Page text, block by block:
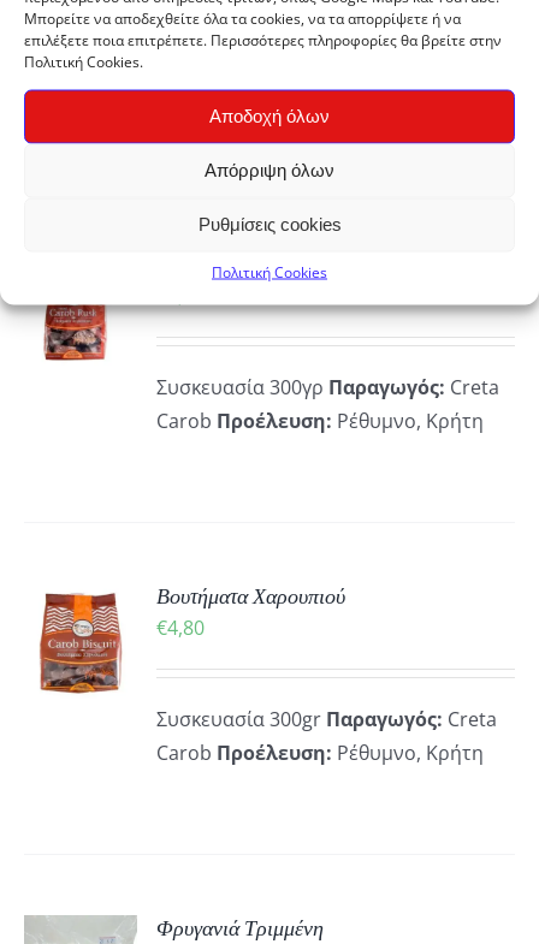
Μπορείτε να αποδεχθείτε όλα τα cookies, να τα απορρίψετε ή να
επιλέξετε ποια επιτρέπετε. Περισσότερες πληροφορίες θα βρείτε στην
Πολιτική Cookies.
Αποδοχή όλων
Απόρριψη όλων
Ρυθμίσεις cookies
Πολιτική Cookies
Συσκευασία 300γρ Παραγωγός:
Creta
CarobΠροέλευση:Ρέθυμνο, Κρήτη
Παξιμαδακι Χαρουπιού
Συσκευασία 300γρ Παραγωγός: Creta
Carob Προέλευση: Ρέθυμνο, Κρήτη
Βουτήματα Χαρουπιού
€4,80
Συσκευασία 300gr Παραγωγός: Creta
Carob Προέλευση: Ρέθυμνο, Κρήτη
Φρυγανιά Τριμμένη